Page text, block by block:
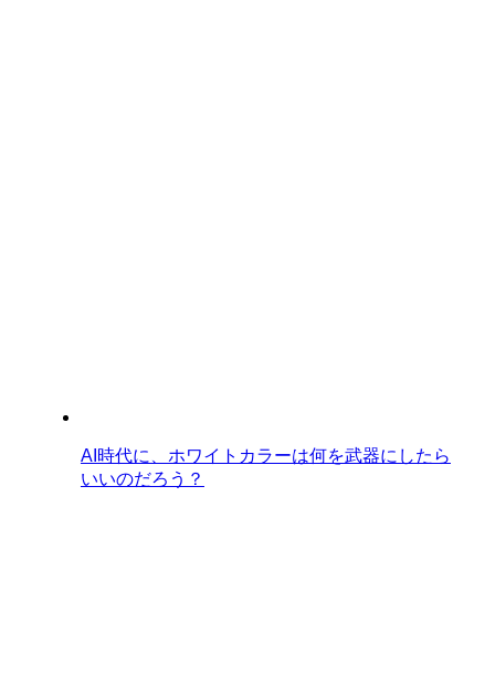
AI時代に、ホワイトカラーは何を武器にしたら
いいのだろう？